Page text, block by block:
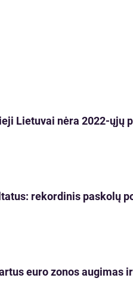
Lietuvai nėra 2022-ųjų
rekordinis
euro zonos augimas